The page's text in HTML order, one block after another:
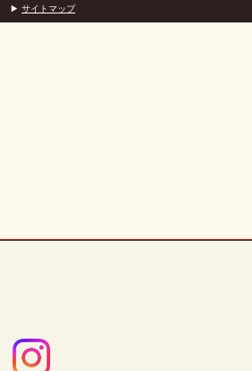
サイトマップ